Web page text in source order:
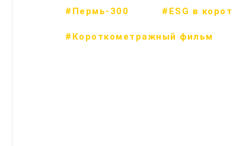
#Пермь-300 #ESG в
#Короткометражный фильм